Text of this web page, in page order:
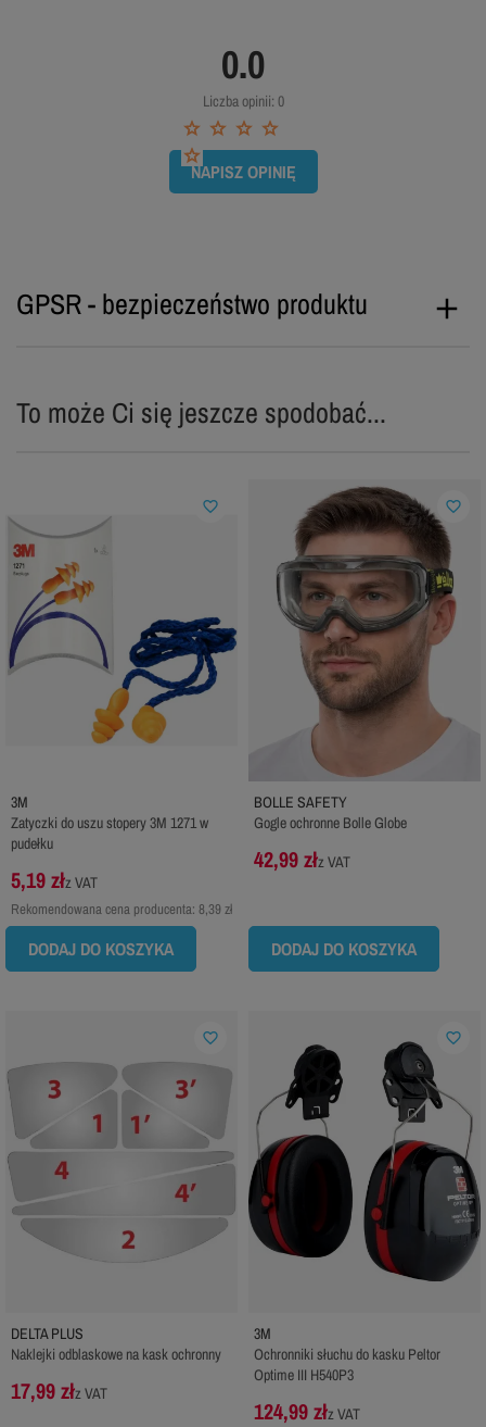
0.0
Liczba opinii: 0
NAPISZ OPINIĘ
GPSR - bezpieczeństwo produktu
To może Ci się jeszcze spodobać...
3M
Zatyczki do uszu stopery 3M 1271 w
pudełku
5,19 złz VAT
Rekomendowana cena producenta: 8,39 zł
DODAJ DO KOSZYKA
favorite_border
BOLLE SAFETY
Gogle ochronne Bolle Globe
42,99 złz VAT
DODAJ DO KOSZYKA
favorite_border
DELTA PLUS
Naklejki odblaskowe na kask ochronny
17,99 złz VAT
favorite_border
3M
Ochronniki słuchu do kasku Peltor
Optime III H540P3
124,99 złz VAT
favorite_border